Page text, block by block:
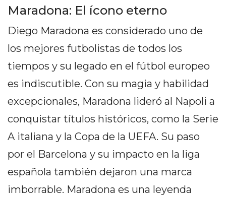
PEDIDOS POR WHATSAPP
TIENDA ONLINE GRATIS
EN ARGENTINA:
CHANGUITO.COM.AR VS
OTRAS PLATAFORMAS DE
VENTA POR WHATSAPP
DE COMIDA POR
WHATSAPP: LA GUÍA
DEFINITIVA PARA
Maradona: El ícono eterno
Diego Maradona es considerado uno de
los mejores futbolistas de todos los
tiempos y su legado en el fútbol europeo
es indiscutible. Con su magia y habilidad
excepcionales, Maradona lideró al Napoli a
conquistar títulos históricos, como la Serie
A italiana y la Copa de la UEFA. Su paso
por el Barcelona y su impacto en la liga
española también dejaron una marca
imborrable. Maradona es una leyenda